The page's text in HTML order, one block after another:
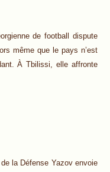
de football dispute
même que le pays n’est
À Tbilissi, elle affronte
la Défense Yazov envoie